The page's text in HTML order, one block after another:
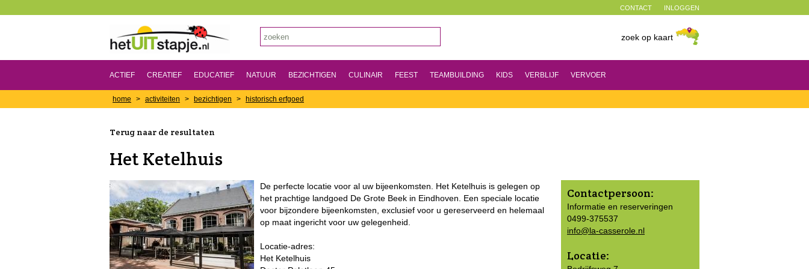
INLOGGEN
CONTACT
zoek op kaart
ACTIEF CREATIEF EDUCATIEF NATUUR BEZICHTIGEN CULINAIR FEEST TEAMBUILDING KIDS VERBLIJF VERVOER
home > activiteiten > bezichtigen > historisch erfgoed
Terug naar de resultaten
Het Ketelhuis
De perfecte locatie voor al uw bijeenkomsten. Het Ketelhuis is gelegen op
het prachtige landgoed De Grote Beek in Eindhoven. Een speciale locatie
voor bijzondere bijeenkomsten, exclusief voor u gereserveerd en helemaal
op maat ingericht voor uw gelegenheid.
Locatie-adres:
Het Ketelhuis
Contactpersoon:
Informatie en reserveringen
0499-375537
info@la-casserole.nl
Locatie: